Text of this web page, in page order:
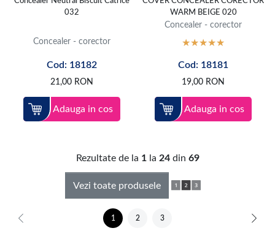
032
Concealer - corector
Cod: 18182
21,00 RON
Adauga in cos
WARM BEIGE 020
Concealer - corector
Cod: 18181
19,00 RON
Adauga in cos
Rezultate de la 1la 24din 69
Vezi toate produsele
1 2 3